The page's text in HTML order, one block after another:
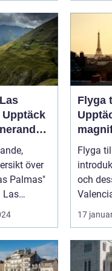
Upptäck
över
Palmas"
Las
...
Flyga
med
Flyga
och
17